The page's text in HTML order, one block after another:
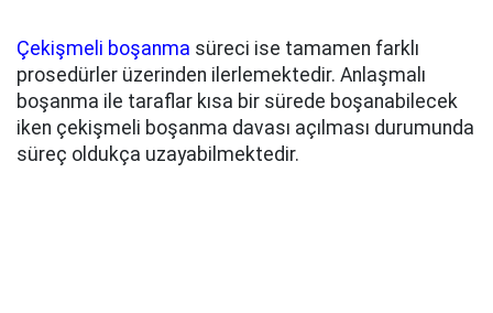
Çekişmeli boşanma süreci ise tamamen farklı
prosedürler üzerinden ilerlemektedir. Anlaşmalı
boşanma ile taraflar kısa bir sürede boşanabilecek
iken çekişmeli boşanma davası açılması durumunda
süreç oldukça uzayabilmektedir.